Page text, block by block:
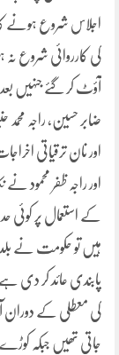
کی کارروائی شروع نہ
آؤٹ کر گئے جنہیں
ضابر حسین، راجہ
اور راجہ ظفر محمود نے
کے استعمال پر
پابندی عائد کر دی
کی معطلی کے دوران
جاتی تھیں جبکہ